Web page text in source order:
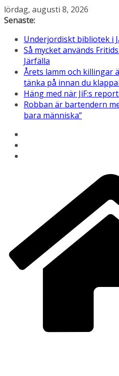
Hoppa
till
lördag, augusti 8, 2026
Senaste:
Underjordiskt bibliotek i
Så mycket används
Järfälla
Årets lamm och killingar
tänka på innan du
Häng med när JiF:s
Robban är bartendern
bara människa”